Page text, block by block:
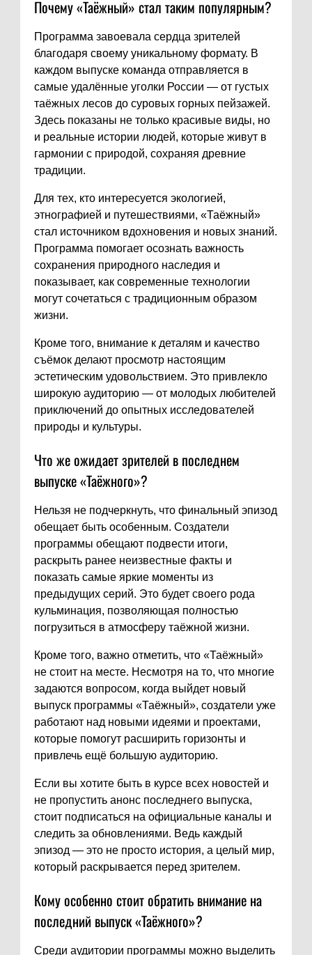
Почему «Таёжный» стал таким популярным?
Программа завоевала сердца зрителей
благодаря своему уникальному формату. В
каждом выпуске команда отправляется в
самые удалённые уголки России — от густых
таёжных лесов до суровых горных пейзажей.
Здесь показаны не только красивые виды, но
и реальные истории людей, которые живут в
гармонии с природой, сохраняя древние
традиции.
Для тех, кто интересуется экологией,
этнографией и путешествиями, «Таёжный»
стал источником вдохновения и новых знаний.
Программа помогает осознать важность
сохранения природного наследия и
показывает, как современные технологии
могут сочетаться с традиционным образом
жизни.
Кроме того, внимание к деталям и качество
съёмок делают просмотр настоящим
эстетическим удовольствием. Это привлекло
широкую аудиторию — от молодых любителей
приключений до опытных исследователей
природы и культуры.
Что же ожидает зрителей в последнем
выпуске «Таёжного»?
Нельзя не подчеркнуть, что финальный эпизод
обещает быть особенным. Создатели
программы обещают подвести итоги,
раскрыть ранее неизвестные факты и
показать самые яркие моменты из
предыдущих серий. Это будет своего рода
кульминация, позволяющая полностью
погрузиться в атмосферу таёжной жизни.
Кроме того, важно отметить, что «Таёжный»
не стоит на месте. Несмотря на то, что многие
задаются вопросом, когда выйдет новый
выпуск программы «Таёжный», создатели уже
работают над новыми идеями и проектами,
которые помогут расширить горизонты и
привлечь ещё большую аудиторию.
Если вы хотите быть в курсе всех новостей и
не пропустить анонс последнего выпуска,
стоит подписаться на официальные каналы и
следить за обновлениями. Ведь каждый
эпизод — это не просто история, а целый мир,
который раскрывается перед зрителем.
Кому особенно стоит обратить внимание на
последний выпуск «Таёжного»?
Среди аудитории программы можно выделить